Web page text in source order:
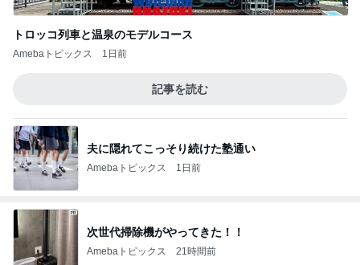
トロッコ列車と温泉のモデルコース
Amebaトピックス 1日前
記事を読む
夫に隠れてこっそり続けた塾通い
Amebaトピックス 1日前
次世代掃除機がやってきた！！
Amebaトピックス 21時間前